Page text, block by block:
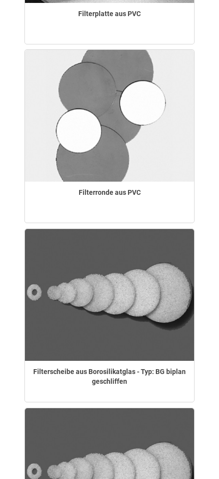
Filterplatte aus PVC
Filterronde aus PVC
Filterscheibe aus Borosilikatglas - Typ: BG biplan
geschliffen